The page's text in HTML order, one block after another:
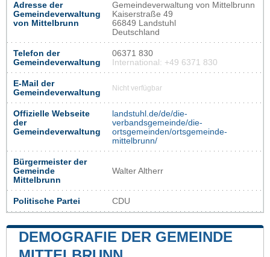
Adresse der
Gemeindeverwaltung
von Mittelbrunn
Gemeindeverwaltung von Mittelbrunn
Kaiserstraße 49
66849 Landstuhl
Deutschland
Telefon der
Gemeindeverwaltung
06371 830
International: +49 6371 830
E-Mail der
Gemeindeverwaltung
Nicht verfügbar
Offizielle Webseite
der
Gemeindeverwaltung
landstuhl.de/de/die-
verbandsgemeinde/die-
ortsgemeinden/ortsgemeinde-
mittelbrunn/
Bürgermeister der
Gemeinde
Mittelbrunn
Walter Altherr
Politische Partei CDU
DEMOGRAFIE DER GEMEINDE